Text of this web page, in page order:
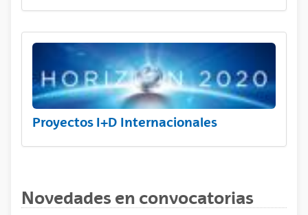
Proyectos I+D Internacionales
Novedades en convocatorias